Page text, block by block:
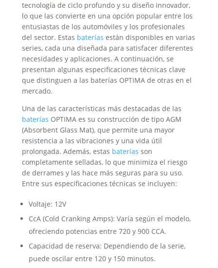
tecnología de ciclo profundo y su diseño innovador,
lo que las convierte en una opción popular entre los
entusiastas de los automóviles y los profesionales
del sector. Estas baterías están disponibles en varias
series, cada una diseñada para satisfacer diferentes
necesidades y aplicaciones. A continuación, se
presentan algunas especificaciones técnicas clave
que distinguen a las baterías OPTIMA de otras en el
mercado.
Una de las características más destacadas de las
baterías OPTIMA es su construcción de tipo AGM
(Absorbent Glass Mat), que permite una mayor
resistencia a las vibraciones y una vida útil
prolongada. Además, estas baterías son
completamente selladas, lo que minimiza el riesgo
de derrames y las hace más seguras para su uso.
Entre sus especificaciones técnicas se incluyen:
Voltaje: 12V
CcA (Cold Cranking Amps): Varía según el modelo,
ofreciendo potencias entre 720 y 900 CCA.
Capacidad de reserva: Dependiendo de la serie,
puede oscilar entre 120 y 150 minutos.